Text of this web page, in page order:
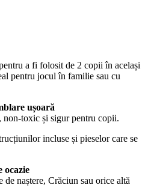
a fi folosit de 2 copii în același
pentru jocul în familie sau cu
ușoară
non-toxic și sigur pentru copii.
incluse și pieselor care se
ocazie
de naștere, Crăciun sau orice altă